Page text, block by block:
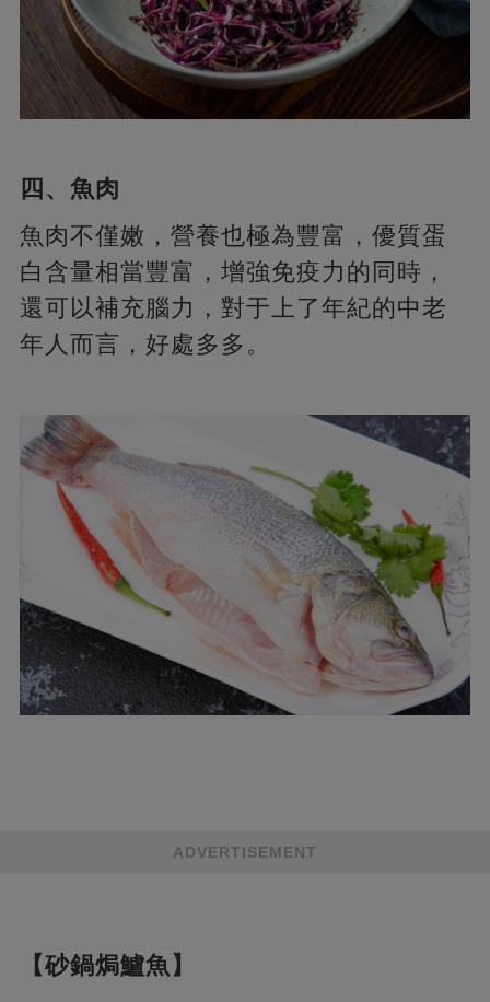
四、魚肉
魚肉不僅嫩，營養也極為豐富，優質蛋
白含量相當豐富，增強免疫力的同時，
還可以補充腦力，對于上了年紀的中老
年人而言，好處多多。
ADVERTISEMENT
【砂鍋焗鱸魚】